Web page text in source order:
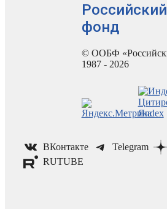
фонд
© ООБФ
1987 - 2026
ВКонтакте Telegram
RUTUBE